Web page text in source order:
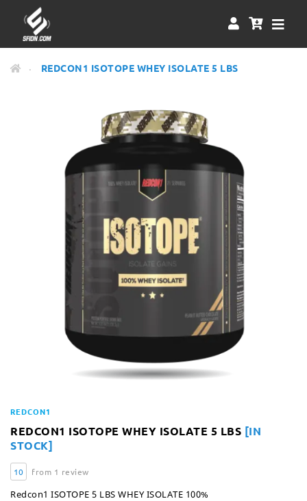
REDCON1 ISOTOPE WHEY ISOLATE 5 LBS
REDCON1
REDCON1 ISOTOPE WHEY ISOLATE 5 LBS [IN
STOCK]
10 from 1 review
Redcon1 ISOTOPE 5 LBS WHEY ISOLATE 100%